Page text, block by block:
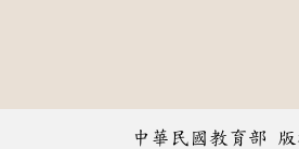
中華民國教育部